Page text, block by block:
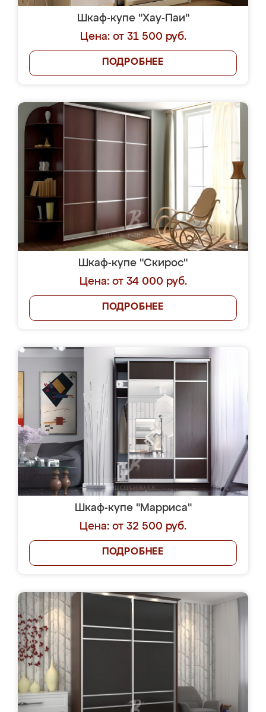
Шкаф-купе "Хау-Паи"
Цена: от 31 500 руб.
ПОДРОБНЕЕ
Шкаф-купе "Скирос"
Цена: от 34 000 руб.
ПОДРОБНЕЕ
Шкаф-купе "Марриса"
Цена: от 32 500 руб.
ПОДРОБНЕЕ